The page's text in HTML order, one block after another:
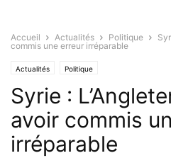
Accueil Actualités Politique
commis une erreur irréparable
Actualités Politique
Syrie :
avoir commis
irréparable